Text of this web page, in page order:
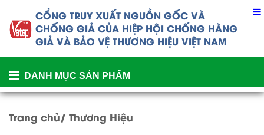
CỔNG TRUY XUẤT NGUỒN GỐC VÀ
CHỐNG GIẢ CỦA HIỆP HỘI CHỐNG HÀNG
GIẢ VÀ BẢO VỆ THƯƠNG HIỆU VIỆT NAM
DANH MỤC SẢN PHẨM
Trang chủ/ Thương Hiệu